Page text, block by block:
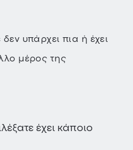
υπάρχει πια ή έχει
μέρος της
έχει κάποιο